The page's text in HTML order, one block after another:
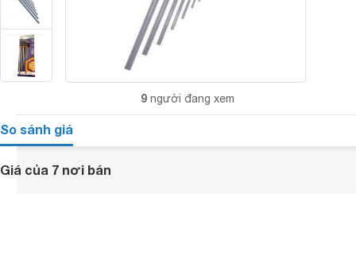
9 người đang xem
So sánh giá
Giá của 7 nơi bán